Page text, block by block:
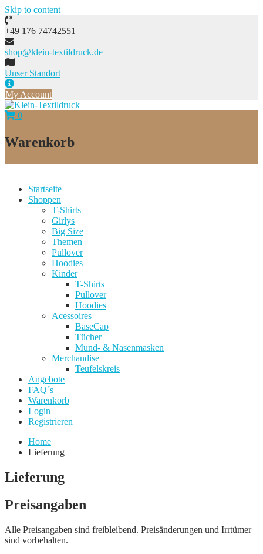
Skip to content
+49 176 74742551
shop@klein-textildruck.de
Unser Standort
My Account
0
Warenkorb
Startseite
Shoppen
T-Shirts
Girlys
Big Size
Themen
Pullover
Hoodies
Kinder
T-Shirts
Pullover
Hoodies
Acessoires
BaseCap
Tücher
Mund- & Nasenmasken
Merchandise
Teufelskreis
Angebote
FAQ´s
Warenkorb
Login
Registrieren
Home
Lieferung
Lieferung
Preisangaben
Alle Preisangaben sind freibleibend. Preisänderungen und Irrtümer
sind vorbehalten.